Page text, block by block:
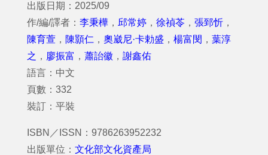
出版日期：2025/09
作/編/譯者： 李秉樺 ， 邱常婷 ， 徐禎苓 ， 張郅忻 ，
陳育萱 ， 陳顥仁 ， 奧崴尼·卡勅盛 ， 楊富閔 ， 葉淳
之 ， 廖振富 ， 蕭詒徽 ， 謝鑫佑
語言：中文
頁數：332
裝訂：平裝
ISBN／ISSN：9786263952232
出版單位： 文化部文化資產局